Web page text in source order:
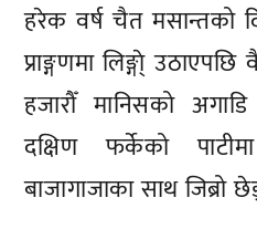
हरेक वर्ष चैत मसान्तको
प्राङ्गणमा लिङ्गा्े
हजारौँ मानिसको
दक्षिण फर्केको
बाजागाजाका साथ जिब्रो